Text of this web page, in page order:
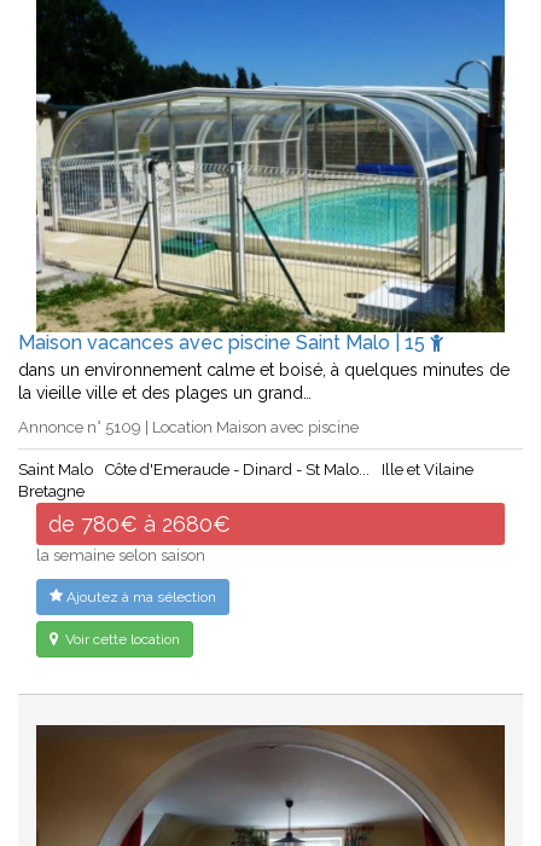
Maison vacances avec piscine Saint Malo | 15
dans un environnement calme et boisé, à quelques minutes de
la vieille ville et des plages un grand…
Annonce n° 5109 | Location Maison avec piscine
Saint Malo Côte d'Emeraude - Dinard - St Malo...
Ille et Vilaine
Bretagne
de 780€ à 2680€
la semaine selon saison
Ajoutez à ma sélection
Voir cette location